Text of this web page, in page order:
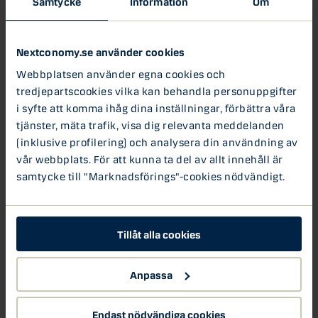
Nextconomy.se använder cookies
Webbplatsen använder egna cookies och
tredjepartscookies vilka kan behandla personuppgifter
i syfte att komma ihåg dina inställningar, förbättra våra
tjänster, mäta trafik, visa dig relevanta meddelanden
(inklusive profilering) och analysera din användning av
vår webbplats. För att kunna ta del av allt innehåll är
samtycke till "Marknadsförings"-cookies nödvändigt.
Tillåt alla cookies
Anpassa
Endast nödvändiga cookies
Lars Mac Key
Louis Landeman
Kreditanalyschef, Danske Bank Sverige
Ludvig Rosenstam Åhman
Investeringsspecialist, Danske Bank Sverige
Sparekonom & Seniorstrateg, Danske Bank Sverige
Molly Guggenheimer